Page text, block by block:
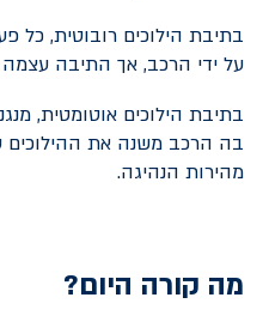
בתיבת הילוכים רובוטית, כל
על ידי הרכב, אך התיבה עצמה
בתיבת הילוכים אוטומטית,
בה הרכב משנה את ההילוכים
מהירות הנהיגה.
מה קורה היום?